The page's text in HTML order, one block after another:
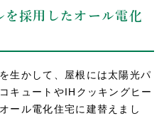
を採用したオール電化
生かして、屋根には太陽光パ
キュートやIHクッキングヒー
ール電化住宅に建替えまし